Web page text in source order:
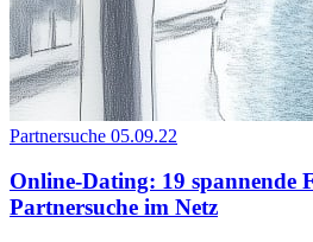
Partnersuche 05.09.22
Online-Dating: 19 spannende
Partnersuche im Netz